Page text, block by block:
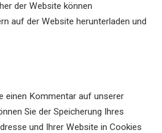
der Website können
auf der Website herunterladen und
einen Kommentar auf unserer
Sie der Speicherung Ihres
und Ihrer Website in Cookies